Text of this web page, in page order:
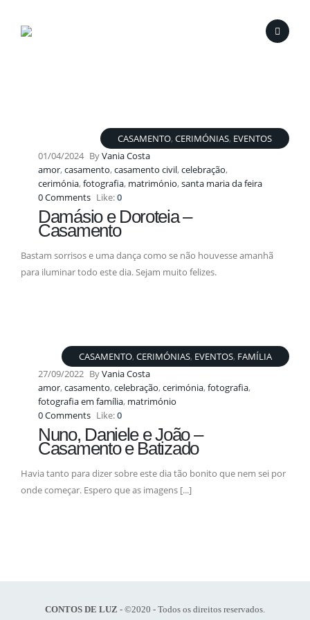
01/04/2024 ByVania Costa
CASAMENTO, CERIMÓNIAS, EVENTOS
amor,casamento,casamento civil,celebração,
cerimónia,fotografia, matrimónio,santa maria da feira
0 Comments Like:0
Damásio e Doroteia –
Casamento
Bastam sorrisos e uma dança como se não houvesse amanhã
para iluminar todo este dia. Sejam muito felizes.
27/09/2022 ByVania Costa
CASAMENTO, CERIMÓNIAS, EVENTOS, FAMÍLIA
amor,casamento,celebração,cerimónia,fotografia,
fotografia em família, matrimónio
0 Comments Like:0
Nuno, Daniele e João –
Casamento e Batizado
Havia tanto para dizer sobre este dia tão bonito que nem sei por
onde começar. Espero que as imagens [...]
CONTOS DE LUZ - ©2020 - Todos os direitos reservados.